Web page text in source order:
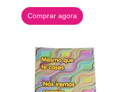
Comprar agora